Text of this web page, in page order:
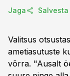
Jaga Salvesta
Valitsus
ametiasutuste
võrra. "Ausalt